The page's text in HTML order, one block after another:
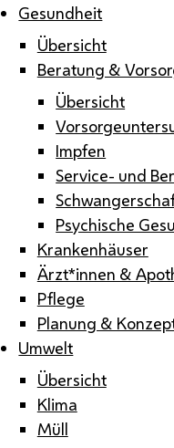
Gesundheit
Übersicht
Beratung &
Übersicht
Impfen
Service- und
Psychische
Krankenhäuser
Ärzt*innen &
Pflege
Planung &
Umwelt
Übersicht
Klima
Müll